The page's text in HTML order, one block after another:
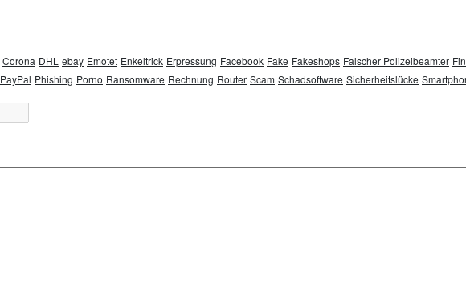
Corona DHL ebay Emotet Enkeltrick Erpressung Facebook Fake Fakeshops Falscher Polizeibeamter
PayPal Phishing Porno Ransomware Rechnung Router Scam Schadsoftware Sicherheitslücke